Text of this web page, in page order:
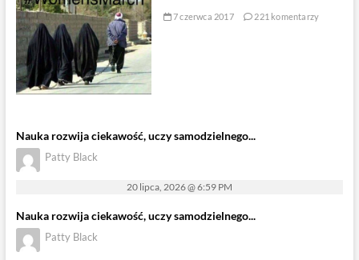
7 czerwca 2017 221 komentarzy
Nauka rozwija ciekawość, uczy samodzielnego...
Patty Black
20 lipca, 2026 @ 6:59 PM
Nauka rozwija ciekawość, uczy samodzielnego...
Patty Black